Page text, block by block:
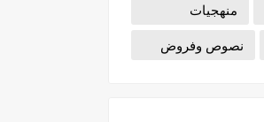
منهجيات
نصوص وفروض